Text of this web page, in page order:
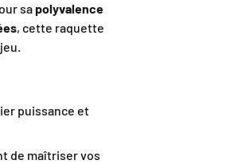
sapolyvalence
, cette raquette
puissance et
de maîtriser vos